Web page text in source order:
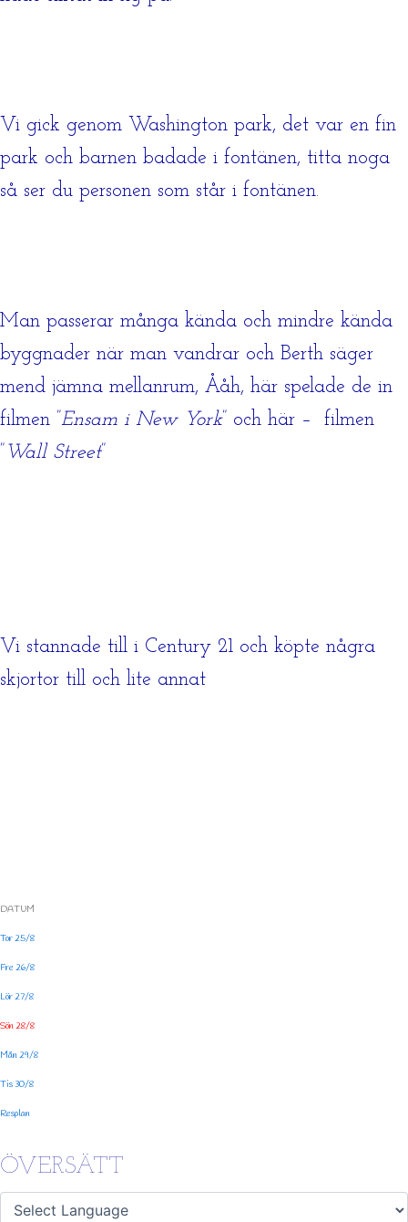
Vi gick genom Washington park, det var en fin
park och barnen badade i fontänen, titta noga
så ser du personen som står i fontänen.
Man passerar många kända och mindre kända
byggnader när man vandrar och Berth säger
mend jämna mellanrum, Ååh, här spelade de in
filmen ”Ensam i New York” och här – filmen
” Wall Street”
Vi stannade till i Century 21 och köpte några
skjortor till och lite annat
DATUM
Tor 25/8
Fre 26/8
Lör 27/8
Sön 28/8
Mån 29/8
Tis 30/8
Resplan
ÖVERSÄTT